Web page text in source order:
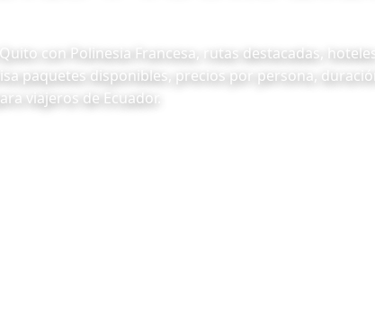
con Polinesia Francesa, rutas destacadas, hoteles,
paquetes disponibles, precios por persona,
viajeros de Ecuador.